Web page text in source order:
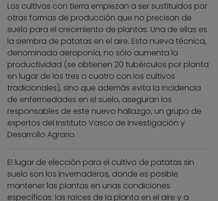
Los cultivos con tierra empiezan a ser sustituidos por
otras formas de producción que no precisan de
suelo para el crecimiento de plantas. Una de ellas es
la siembra de patatas en el aire. Esta nueva técnica,
denominada aeroponía, no sólo aumenta la
productividad (se obtienen 20 tubérculos por planta
en lugar de los tres o cuatro con los cultivos
tradicionales), sino que además evita la incidencia
de enfermedades en el suelo, aseguran los
responsables de este nuevo hallazgo, un grupo de
expertos del Instituto Vasco de Investigación y
Desarrollo Agrario.
El lugar de elección para el cultivo de patatas sin
suelo son los invernaderos, donde es posible
mantener las plantas en unas condiciones
específicas: las raíces de la planta en el aire y a